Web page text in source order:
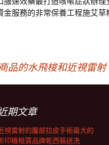
金服務的非常保養工程施艾草
品的水飛梭和近視雷射
期文章
視雷射的腹部拉皮手術最大的
印機租賃品牌乾西裝送洗